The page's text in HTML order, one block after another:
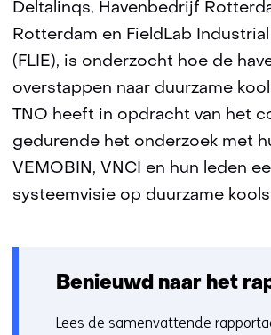
Deltalinqs, Havenbedrijf
Rotterdam en FieldLab
(FLIE), is onderzocht hoe de
overstappen naar duurzame
TNO heeft in opdracht van het
gedurende het onderzoek met
VEMOBIN, VNCI en hun leden
systeemvisie op duurzame
Benieuwd naar het
Lees de samenvattende